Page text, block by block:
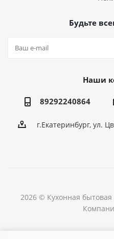
Будьте
Наши
89292240864
г.Екатеринбург, ул.
2026 © Кухонная бытовая